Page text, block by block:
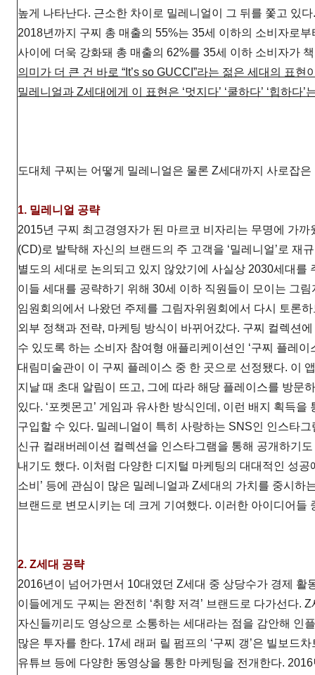
높게 나타난다. 근소한 차이로 밀레니얼이 그 뒤를 쫓고 있
2018년까지 구찌 총 매출의 55%는 35세 이하의 소비자로
사이에 더욱 강화돼 총 매출의 62%를 35세 이하 소비자가
의미가 더 큰 건 바로 “It’s so GUCCI”라는 젊은 세대의 표
밀레니얼과 Z세대에게 이 표현은 ‘멋지다’ ‘쿨하다’ ‘힙하다
도대체 구찌는 어떻게 밀레니얼은 물론 Z세대까지 사로잡은
1. 밀레니얼 공략
2015년 구찌 최고경영자가 된 마르코 비자리는 무명에 가
(CD)로 발탁해 자신의 브랜드의 주 고객을 ‘밀레니얼’로 재
별도의 세대로 논의되고 있지 않았기에 사실상 2030세대를
이들 세대를 공략하기 위해 30세 이하 직원들이 모이는 그
임원회의에서 나왔던 주제를 그림자위원회에서 다시 토론
외부 정책과 전략, 마케팅 방식이 바뀌어갔다. 구찌 컬렉션
수 있도록 하는 소비자 참여형 애플리케이션인 ‘구찌 플레
대림미술관이 이 구찌 플레이스 중 한 곳으로 선정됐다. 이
지날 때 초대 알림이 뜨고, 그에 따라 해당 플레이스를 방문
있다. ‘포켓몬고’ 게임과 유사한 방식인데, 이런 배지 획득
구입할 수 있다. 밀레니얼이 특히 사랑하는 SNS인 인스타
신규 컬래버레이션 컬렉션을 인스타그램을 통해 공개하기
내기도 했다. 이처럼 다양한 디지털 마케팅의 대대적인 성공
소비’ 등에 관심이 많은 밀레니얼과 Z세대의 가치를 중시하
브랜드로 변모시키는 데 크게 기여했다. 이러한 아이디어들
2. Z세대 공략
2016년이 넘어가면서 10대였던 Z세대 중 상당수가 경제 활
이들에게도 구찌는 완전히 ‘취향 저격’ 브랜드로 다가선다.
자신들끼리도 영상으로 소통하는 세대라는 점을 감안해 인
많은 투자를 한다. 17세 래퍼 릴 펌프의 ‘구찌 갱’은 빌보드
유튜브 등에 다양한 동영상을 통한 마케팅을 전개한다.